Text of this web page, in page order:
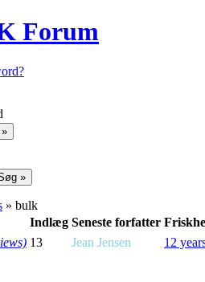
Forum
» bulk
Indlæg Seneste forfatter
13 Jean Jensen 12